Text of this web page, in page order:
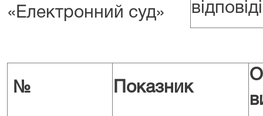
«Електронний суд»
відповіді
№ Показник